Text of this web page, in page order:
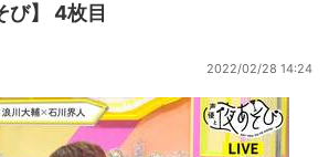
び】 4枚目
2022/02/28 14:24